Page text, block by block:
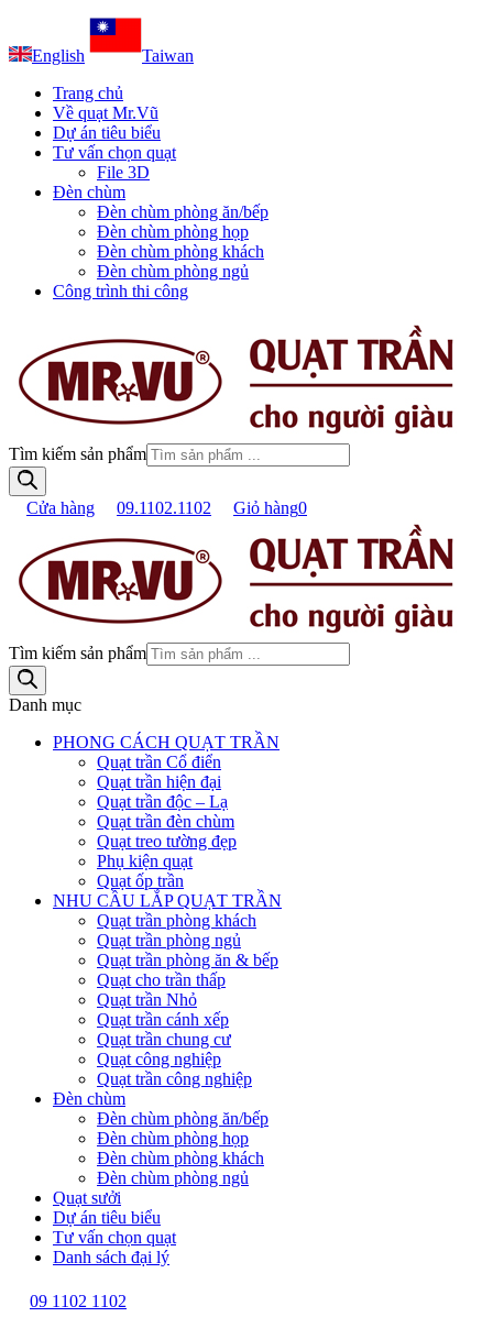
English
Taiwan
Trang chủ
Về quạt Mr.Vũ
Dự án tiêu biểu
Tư vấn chọn quạt
File 3D
Đèn chùm
Đèn chùm phòng ăn/bếp
Đèn chùm phòng họp
Đèn chùm phòng khách
Đèn chùm phòng ngủ
Công trình thi công
Tìm kiếm sản phẩm
Cửa hàng 09.1102.1102 Giỏ hàng0
Tìm kiếm sản phẩm
Danh mục
PHONG CÁCH QUẠT TRẦN
Quạt trần Cổ điển
Quạt trần hiện đại
Quạt trần độc – Lạ
Quạt trần đèn chùm
Quạt treo tường đẹp
Phụ kiện quạt
Quạt ốp trần
NHU CẦU LẮP QUẠT TRẦN
Quạt trần phòng khách
Quạt trần phòng ngủ
Quạt trần phòng ăn & bếp
Quạt cho trần thấp
Quạt trần Nhỏ
Quạt trần cánh xếp
Quạt trần chung cư
Quạt công nghiệp
Quạt trần công nghiệp
Đèn chùm
Đèn chùm phòng ăn/bếp
Đèn chùm phòng họp
Đèn chùm phòng khách
Đèn chùm phòng ngủ
Quạt sưởi
Dự án tiêu biểu
Tư vấn chọn quạt
Danh sách đại lý
09 1102 1102